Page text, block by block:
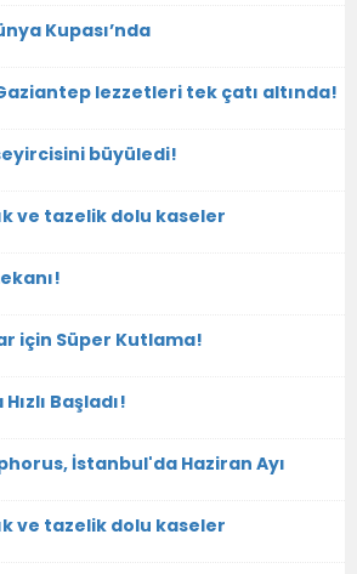
Kupası’nda
lezzetleri tek çatı altında!
büyüledi!
ve tazelik dolu kaseler
için Süper Kutlama!
Başladı!
İstanbul'da Haziran Ayı
ve tazelik dolu kaseler